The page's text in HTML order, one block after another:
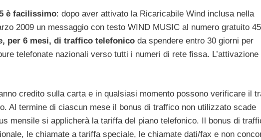
è facilissimo: dopo aver attivato la Ricaricabile Wind inclusa nella
2009 un messaggio con testo WIND MUSIC al numero gratuito
per 6 mesi, di traffico telefonico da spendere entro 30 giorni per
telefonate nazionali verso tutti i numeri di rete fissa. L’attivazione
credito sulla carta e in qualsiasi momento possono verificare il
Al termine di ciascun mese il bonus di traffico non utilizzato scade
mensile si applicherà la tariffa del piano telefonico. Il bonus di
le chiamate a tariffa speciale, le chiamate dati/fax e non